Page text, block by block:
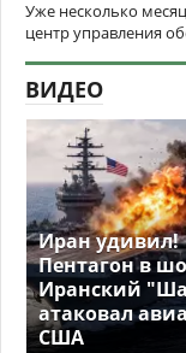
Уже несколько
центр управления
ВИДЕО
Иран удивил!
Пентагон в
Иранский
атаковал
США